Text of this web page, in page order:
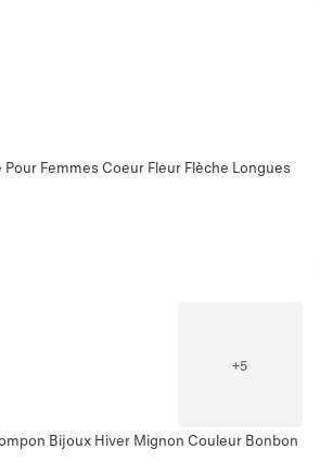
Femmes Coeur Fleur Flèche Longues
+5
Bijoux Hiver Mignon Couleur Bonbon